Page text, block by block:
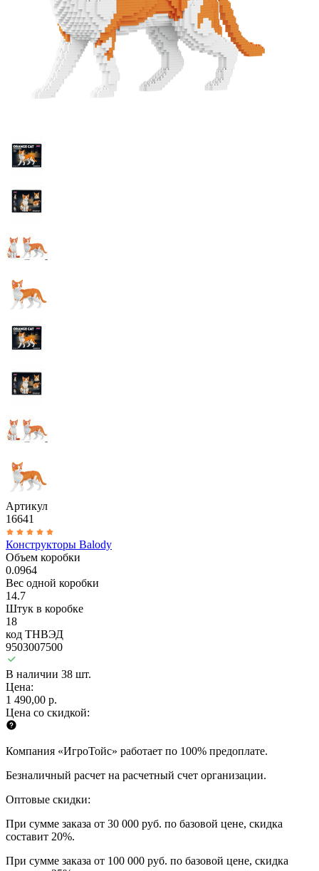
Артикул
16641
Конструкторы Balody
Объем коробки
0.0964
Вес одной коробки
14.7
Штук в коробке
18
код ТНВЭД
9503007500
В наличии 38 шт.
Цена:
1 490,00 р.
Цена со скидкой:
Компания «ИгроТойс» работает по 100% предоплате.
Безналичный расчет на расчетный счет организации.
Оптовые скидки:
При сумме заказа от 30 000 руб. по базовой цене, скидка
составит 20%.
При сумме заказа от 100 000 руб. по базовой цене, скидка